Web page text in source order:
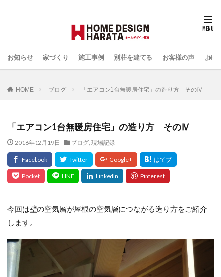
お知らせ 家づくり 施工事例 別荘を建てる お客様の声 よく
HOME ブログ 「エアコン1台無暖房住宅」の造り方 そのⅣ
「エアコン1台無暖房住宅」の造り方 そのⅣ
2016年12月19日 ブログ, 現場記録
今回は壁の空気層が屋根の空気層につながる造り方をご紹介
します。